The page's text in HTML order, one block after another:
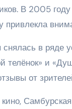
В 2005
привлекла
в ряде
телёнок» и
от